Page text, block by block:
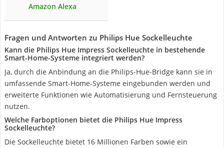
Amazon Alexa
Fragen und Antworten zu Philips Hue Sockelleuchte
Kann die Philips Hue Impress Sockelleuchte in bestehende
Smart-Home-Systeme integriert werden?
Ja, durch die Anbindung an die Philips-Hue-Bridge kann sie in
umfassende Smart-Home-Systeme eingebunden werden und
erweiterte Funktionen wie Automatisierung und Fernsteuerung
nutzen.
Welche Farboptionen bietet die Philips Hue Impress
Sockelleuchte?
Die Sockelleuchte bietet 16 Millionen Farben sowie ein